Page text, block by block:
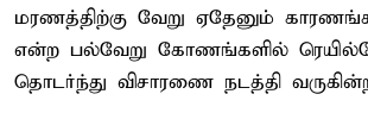
மரணத்திற்கு வேறு ஏதேனும்
என்ற பல்வேறு கோணங்களில்
தொடர்ந்து விசாரணை நடத்தி